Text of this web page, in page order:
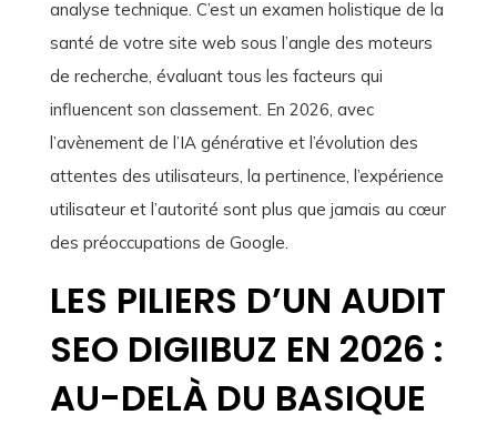
analyse technique. C’est un examen holistique de la
santé de votre site web sous l’angle des moteurs
de recherche, évaluant tous les facteurs qui
influencent son classement. En 2026, avec
l’avènement de l’IA générative et l’évolution des
attentes des utilisateurs, la pertinence, l’expérience
utilisateur et l’autorité sont plus que jamais au cœur
des préoccupations de Google.
LES PILIERS D’UN AUDIT
SEO DIGIIBUZ EN 2026 :
AU-DELÀ DU BASIQUE